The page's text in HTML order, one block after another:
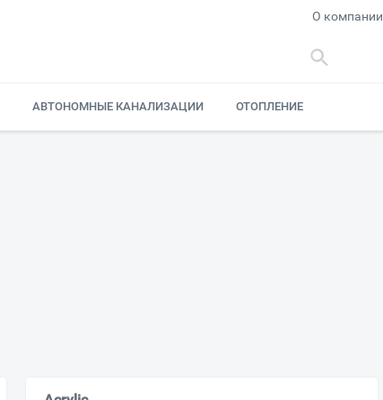
О компании
АВТОНОМНЫЕ КАНАЛИЗАЦИИ ОТОПЛЕНИЕ